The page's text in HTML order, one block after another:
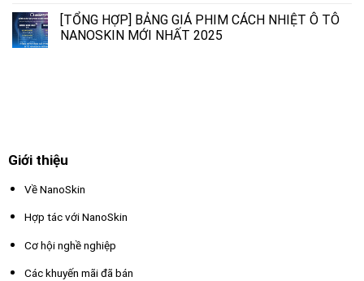
[TỔNG HỢP] BẢNG GIÁ PHIM CÁCH NHIỆT Ô TÔ
NANOSKIN MỚI NHẤT 2025
Giới thiệu
Về NanoSkin
Hợp tác với NanoSkin
Cơ hội nghề nghiệp
Các khuyến mãi đã bán